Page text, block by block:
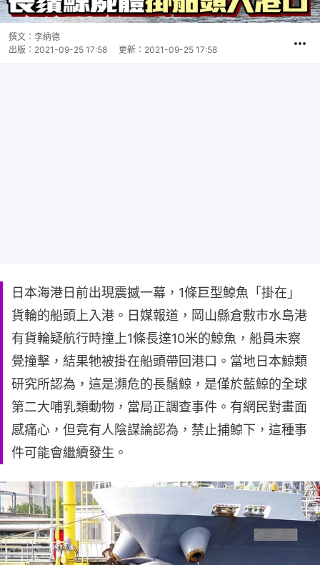
撰文： 李納德
出版： 2021-09-25 17:58 更新： 2021-09-25 17:58
日本海港日前出現震撼一幕，1條巨型鯨魚「掛在」
貨輪的船頭上入港。日媒報道，岡山縣倉敷市水島港
有貨輪疑航行時撞上1條長達10米的鯨魚，船員未察
覺撞擊，結果牠被掛在船頭帶回港口。當地日本鯨類
研究所認為，這是瀕危的長鬚鯨，是僅於藍鯨的全球
第二大哺乳類動物，當局正調查事件。有網民對畫面
感痛心，但竟有人陰謀論認為，禁止捕鯨下，這種事
件可能會繼續發生。